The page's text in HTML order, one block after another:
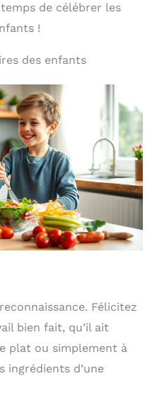
de célébrer les
!
des enfants
Félicitez
bien fait, qu’il ait
plat ou simplement à
ingrédients d’une